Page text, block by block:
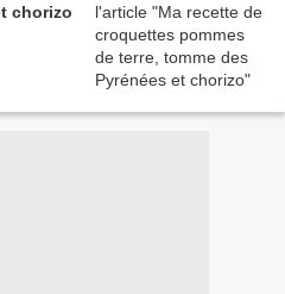
chorizo